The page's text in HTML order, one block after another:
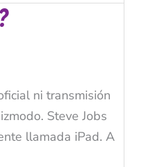
ni transmisión
Steve Jobs
llamada iPad. A